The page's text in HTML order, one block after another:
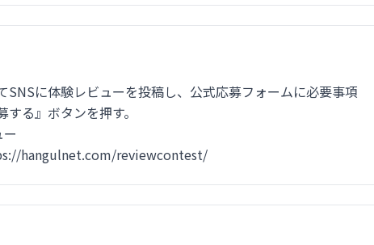
SNSに体験レビューを投稿し、公式応募フォームに必要事項
る』ボタンを押す。
hangulnet.com/reviewcontest/